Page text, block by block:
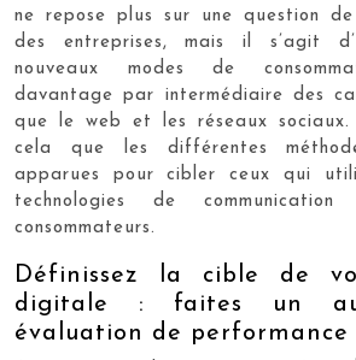
ne repose plus sur une question
des entreprises, mais il s’agit
nouveaux modes de
davantage par intermédiaire des
que le web et les réseaux
cela que les différentes
apparues pour cibler ceux qui
technologies de
consommateurs.
Définissez la cible de
digitale : faites un
évaluation de performance